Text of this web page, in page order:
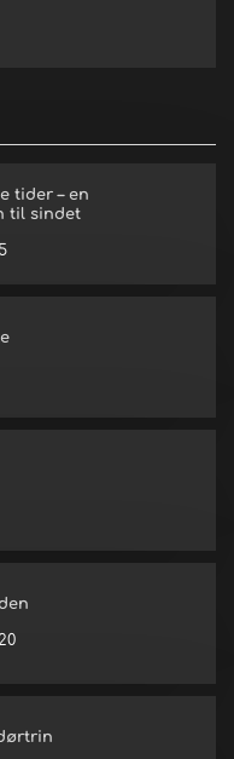
tider – en
til sindet